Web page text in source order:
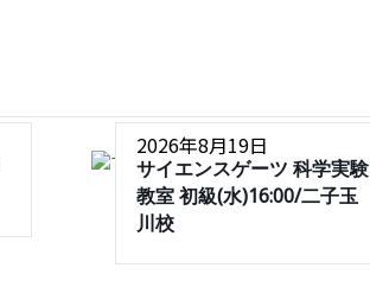
2026年8月19日
サイエンスゲーツ 科学実験
教室 初級(水)16:00/二子玉
川校